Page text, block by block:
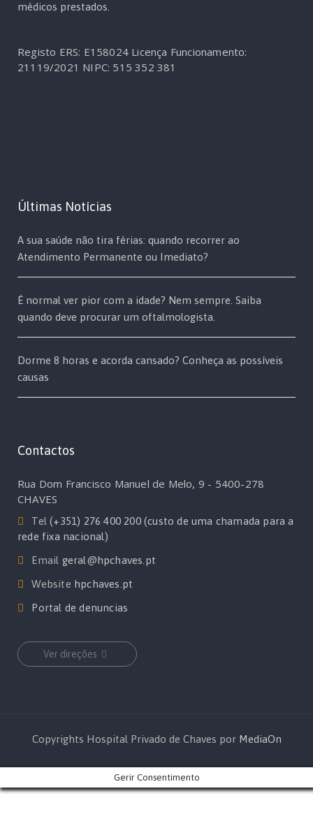
médicos prestados.
Registo ERS: E158024 Licença Funcionamento:
21119/2021 NIPC: 515 352 381
Últimas Notícias
A sua saúde não tira férias: quando recorrer ao
Atendimento Permanente ou Imediato?
É normal ver pior com a idade? Nem sempre. Saiba
quando deve procurar um oftalmologista.
Dorme 8 horas e acorda cansado? Conheça as possíveis
causas
Contactos
Rua Dom Francisco Manuel de Melo, 9 - 5400-278
CHAVES
Tel(+351) 276 400 200 (custo de uma chamada para a
rede fixa nacional)
Email geral@hpchaves.pt
Website hpchaves.pt
Portal de denuncias
Ver direções
Copyrights Hospital Privado de Chaves por MediaOn
Gerir Consentimento